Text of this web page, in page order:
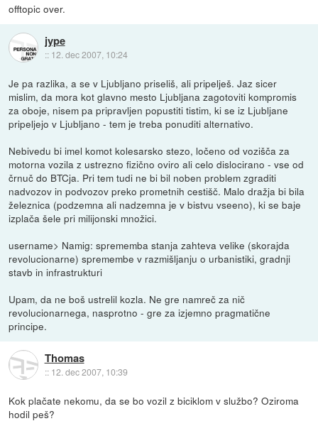
offtopic over.
jype
:: 12. dec 2007, 10:24
Je pa razlika, a se v Ljubljano priseliš, ali pripelješ. Jaz sicer
mislim, da mora kot glavno mesto Ljubljana zagotoviti kompromis
za oboje, nisem pa pripravljen popustiti tistim, ki se iz Ljubljane
pripeljejo v Ljubljano - tem je treba ponuditi alternativo.
Nebivedu bi imel komot kolesarsko stezo, ločeno od vozišča za
motorna vozila z ustrezno fizično oviro ali celo dislocirano - vse od
črnuč do BTCja. Pri tem tudi ne bi bil noben problem zgraditi
nadvozov in podvozov preko prometnih cestišč. Malo dražja bi bila
železnica (podzemna ali nadzemna je v bistvu vseeno), ki se baje
izplača šele pri milijonski množici.
username> Namig: sprememba stanja zahteva velike (skorajda
revolucionarne) spremembe v razmišljanju o urbanistiki, gradnji
stavb in infrastrukturi
Upam, da ne boš ustrelil kozla. Ne gre namreč za nič
revolucionarnega, nasprotno - gre za izjemno pragmatične
principe.
Thomas
:: 12. dec 2007, 10:39
Kok plačate nekomu, da se bo vozil z biciklom v službo? Oziroma
hodil peš?